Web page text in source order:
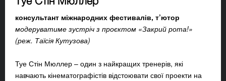
консультант міжнародних фестивалів, т’ютор
модеруватиме зустріч з проєктом «Закрий рота!»
(реж. Таїсія Кутузова)
Туе Стін Мюллер – один з найкращих тренерів, які
навчають кінематографістів відстоювати свої проекти на